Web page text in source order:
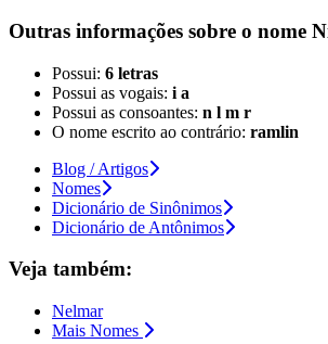
Outras informações sobre o nome
Possui: 6 letras
Possui as vogais: i a
Possui as consoantes: n l m r
O nome escrito ao contrário: ramlin
Blog / Artigos
Nomes
Dicionário de Sinônimos
Dicionário de Antônimos
Veja também:
Nelmar
Mais Nomes